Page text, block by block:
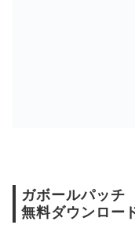
ガボールパッ
無料ダウンロー